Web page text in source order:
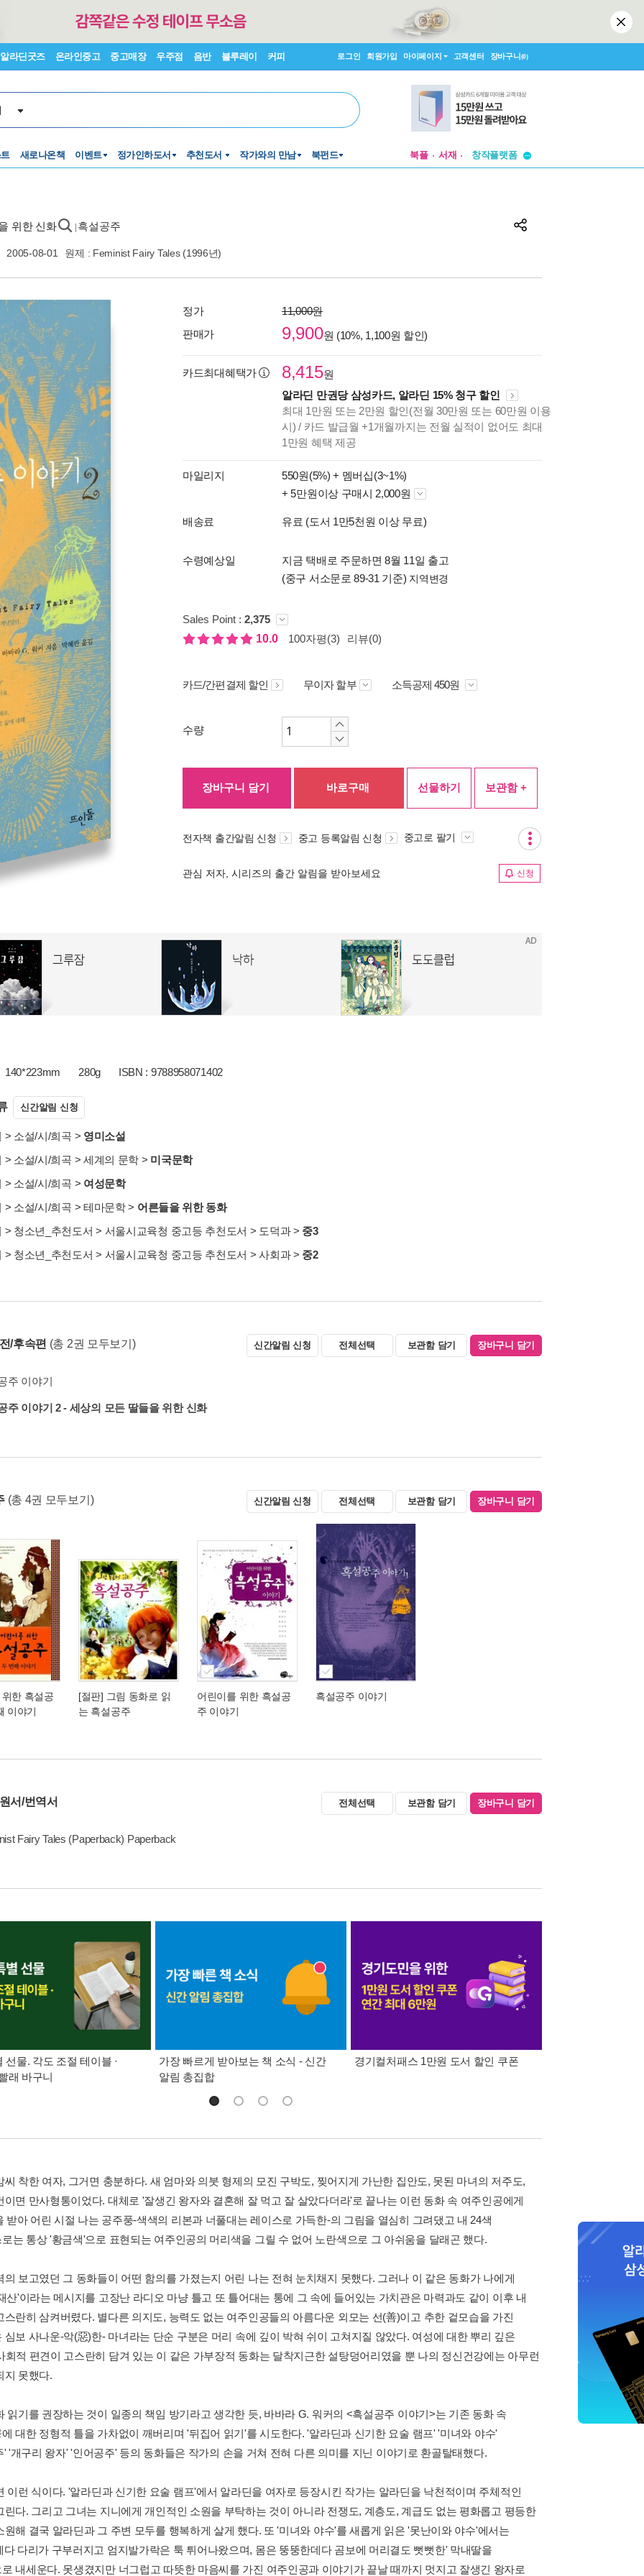
알라딘굿즈 온라인중고 중고매장 우주점 음반 블루레이 커피 로그인 회원가입 마이페이지 고객센터 장바구니(0)
새로나온책 이벤트 정가인하도서 추천도서 작가와의 만남 북펀드 북플 서재
창작플랫폼
위한 신화 흑설공주
2005-08-01 원제 : Feminist Fairy Tales (1996년)
정가
11,000원
판매가
9,900원 (10%, 1,100원 할인)
카드최대혜택가 8,415원
알라딘 만권당 삼성카드, 알라딘 15% 청구 할인
최대 1만원 또는 2만원 할인(전월 30만원 또는 60만원 이용
시) / 카드 발급월 +1개월까지는 전월 실적이 없어도 최대
1만원 혜택 제공
마일리지 550원(5%) + 멤버십(3~1%)
+ 5만원이상 구매시 2,000원
배송료 유료 (도서 1만5천원 이상 무료)
수령예상일
지금 택배로 주문하면 8월 11일 출고
(중구 서소문로 89-31 기준) 지역변경
Sales Point : 2,375
10.0
100자평(3) 리뷰(0)
카드/간편결제 할인 무이자 할부 소득공제 450원
수량
장바구니 담기 바로구매 선물하기 보관함 +
전자책 출간알림 신청 중고 등록알림 신청 중고로 팔기
관심 저자, 시리즈의 출간 알림을 받아보세요 신청
140*223mm 280g ISBN : 9788958071402
신간알림 신청
> 소설/시/희곡 > 영미소설
> 소설/시/희곡 > 세계의 문학 > 미국문학
> 소설/시/희곡 > 여성문학
> 소설/시/희곡 > 테마문학> 어른들을 위한 동화
> 청소년_추천도서 > 서울시교육청 중고등 추천도서 > 도덕과> 중3
> 청소년_추천도서 > 서울시교육청 중고등 추천도서 >사회과> 중2
/후속편 (총 2권 모두보기) 신간알림 신청 전체선택 보관함 담기 장바구니 담기
주 이야기
주 이야기 2 - 세상의 모든 딸들을 위한 신화
(총 4권 모두보기) 신간알림 신청 전체선택 보관함 담기 장바구니 담기
한 흑설공
이야기
[절판] 그림 동화로 읽
는 흑설공주
어린이를 위한 흑설공
주 이야기
흑설공주 이야기
서/번역서 전체선택 보관함 담기 장바구니 담기
Fairy Tales (Paperback) Paperback
선물. 각도 조절 테이블 ·
래 바구니
가장 빠르게 받아보는 책 소식 - 신간
알림 총집합
경기컬처패스 1만원 도서 할인 쿠폰
씨 착한 여자, 그거면 충분하다. 새 엄마와 의붓 형제의 모진 구박도, 찢어지게 가난한 집안도, 못된 마녀의 저주도,
이면 만사형통이었다. 대체로 '잘생긴 왕자와 결혼해 잘 먹고 잘 살았다더라'로 끝나는 이런 동화 속 여주인공에게
받아 어린 시절 나는 공주풍-색색의 리본과 너풀대는 레이스로 가득한-의 그림을 열심히 그려댔고 내 24색
는 통상 '황금색'으로 표현되는 여주인공의 머리색을 그릴 수 없어 노란색으로 그 아쉬움을 달래곤 했다.
의 보고였던 그 동화들이 어떤 함의를 가졌는지 어린 나는 전혀 눈치채지 못했다. 그러나 이 같은 동화가 나에게
산'이라는 메시지를 고장난 라디오 마냥 틀고 또 틀어대는 통에 그 속에 들어있는 가치관은 마력과도 같이 이후 내
스란히 삼켜버렸다. 별다른 의지도, 능력도 없는 여주인공들의 아름다운 외모는 선(善)이고 추한 겉모습을 가진
심보 사나운-악(惡)한- 마녀라는 단순 구분은 머리 속에 깊이 박혀 쉬이 고쳐지질 않았다. 여성에 대한 뿌리 깊은
회적 편견이 고스란히 담겨 있는 이 같은 가부장적 동화는 달착지근한 설탕덩어리였을 뿐 나의 정신건강에는 아무런
지 못했다.
읽기를 권장하는 것이 일종의 책임 방기라고 생각한 듯, 바바라 G. 워커의 <흑설공주 이야기>는 기존 동화 속
대한 정형적 틀을 가차없이 깨버리며 '뒤집어 읽기'를 시도한다. '알라딘과 신기한 요술 램프' '미녀와 야수'
' '개구리 왕자' '인어공주' 등의 동화들은 작가의 손을 거쳐 전혀 다른 의미를 지닌 이야기로 환골탈태했다.
이런 식이다. '알라딘과 신기한 요술 램프'에서 알라딘을 여자로 등장시킨 작가는 알라딘을 낙천적이며 주체적인
린다. 그리고 그녀는 지니에게 개인적인 소원을 부탁하는 것이 아니라 전쟁도, 계층도, 계급도 없는 평화롭고 평등한
원해 결국 알라딘과 그 주변 모두를 행복하게 살게 했다. 또 '미녀와 야수'를 새롭게 읽은 '못난이와 야수'에서는
다 다리가 구부러지고 엄지발가락은 툭 튀어나왔으며, 몸은 뚱뚱한데다 곰보에 머리결도 뻣뻣한' 막내딸을
내세운다. 못생겼지만 너그럽고 따뜻한 마음씨를 가진 여주인공과 이야기가 끝날 때까지 멋지고 잘생긴 왕자로